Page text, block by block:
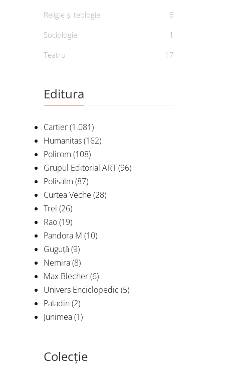
Religie și teologie
6
Sociologie
1
Teatru
17
Editura
Cartier(1.081)
Humanitas(162)
Polirom (108)
Grupul Editorial ART(96)
Polisalm (87)
Curtea Veche (28)
Trei (26)
Rao(19)
Pandora M (10)
Guguță(9)
Nemira(8)
Max Blecher(6)
Univers Enciclopedic (5)
Paladin(2)
Junimea(1)
Colecție